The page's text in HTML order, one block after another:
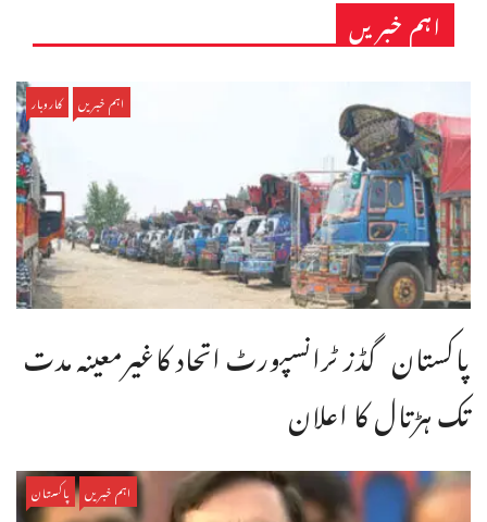
اہم خبریں
اہم خبریں کاروبار
پاکستان گڈز ٹرانسپورٹ اتحاد کاغیرمعینہ مدت
تک ہڑتال کا اعلان
اہم خبریں پاکستان